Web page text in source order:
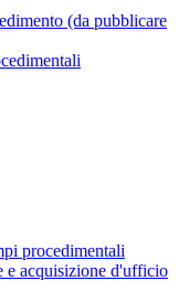
(da pubblicare
procedimentali
e acquisizione d'ufficio